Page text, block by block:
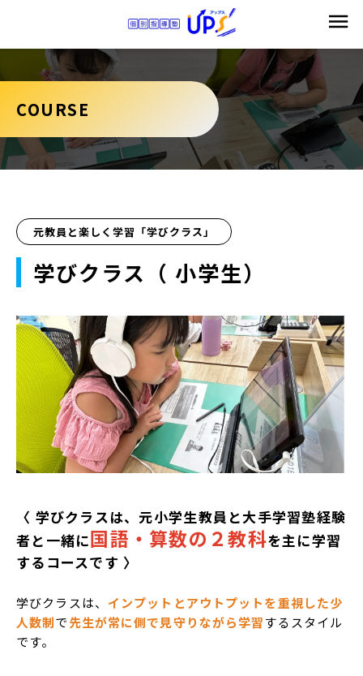
COURSE
元教員と楽しく学習「学びクラス」
学びクラス（ 小学生）
〈 学びクラスは、元小学生教員と大手学習塾経験
者と一緒に国語・算数の２教科を主に学習
するコースです 〉
学びクラスは、 インプットとアウトプットを重視した少
人数制で先生が常に側で見守りながら学習するスタイル
です。